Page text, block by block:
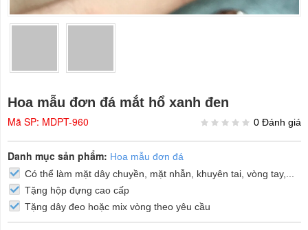
Hoa mẫu đơn đá mắt hổ xanh đen
Mã SP: MDPT-960 0 Đánh giá
Danh mục sản phẩm: Hoa mẫu đơn đá
Có thể làm mặt dây chuyền, mặt nhẫn, khuyên tai, vòng tay,...
Tặng hộp đựng cao cấp
Tặng dây đeo hoặc mix vòng theo yêu cầu